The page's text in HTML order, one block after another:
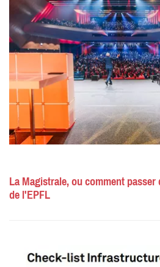
La Magistrale, ou comment
de l'EPFL